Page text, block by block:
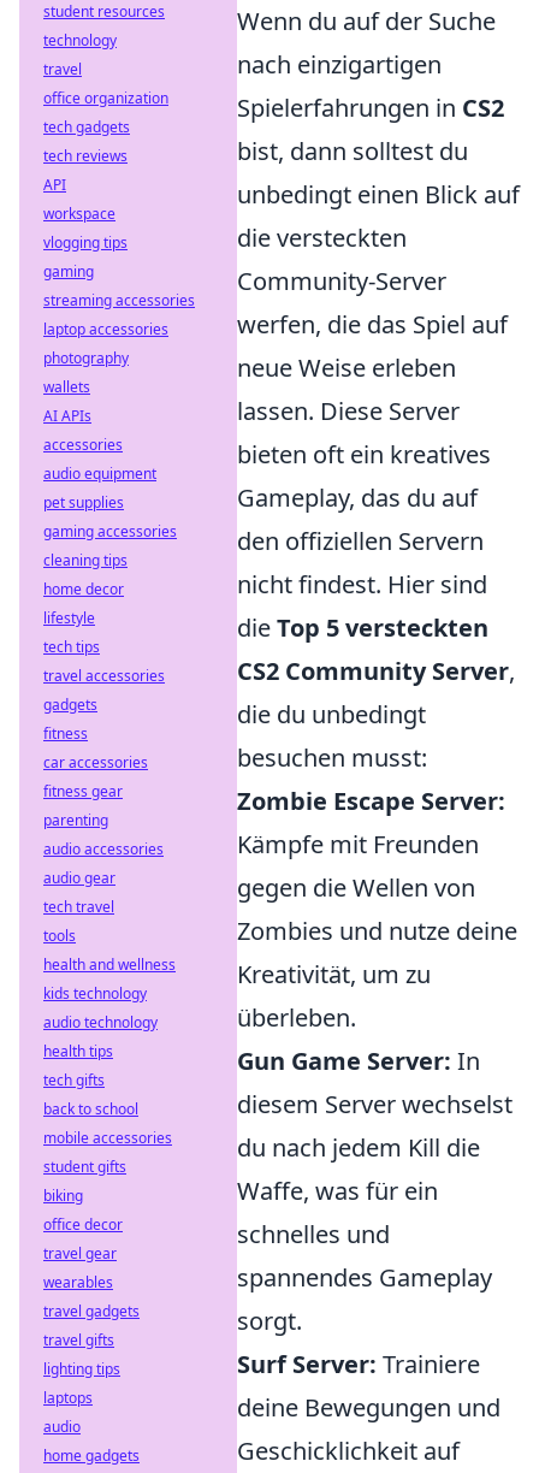
Wenn du auf der Suche
nach einzigartigen
Spielerfahrungen in CS2
bist, dann solltest du
unbedingt einen Blick auf
die versteckten
Community-Server
werfen, die das Spiel auf
neue Weise erleben
lassen. Diese Server
bieten oft ein kreatives
Gameplay, das du auf
den offiziellen Servern
nicht findest. Hier sind
dieTop 5 versteckten
CS2 Community Server,
die du unbedingt
besuchen musst:
Zombie Escape Server:
Kämpfe mit Freunden
gegen die Wellen von
Zombies und nutze deine
Kreativität, um zu
überleben.
Gun Game Server: In
diesem Server wechselst
du nach jedem Kill die
Waffe, was für ein
schnelles und
spannendes Gameplay
sorgt.
Surf Server: Trainiere
deine Bewegungen und
Geschicklichkeit auf
student resources
technology
travel
office organization
tech gadgets
tech reviews
API
workspace
vlogging tips
gaming
streaming accessories
laptop accessories
photography
wallets
AI APIs
accessories
audio equipment
pet supplies
gaming accessories
cleaning tips
home decor
lifestyle
tech tips
travel accessories
gadgets
fitness
car accessories
fitness gear
parenting
audio accessories
audio gear
tech travel
tools
health and wellness
kids technology
audio technology
health tips
tech gifts
back to school
mobile accessories
student gifts
biking
office decor
travel gear
wearables
travel gadgets
travel gifts
lighting tips
laptops
audio
home gadgets